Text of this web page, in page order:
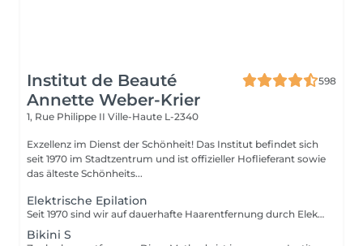
Institut de Beauté
Annette Weber-Krier
598
1, Rue Philippe II Ville-Haute L-2340
Exzellenz im Dienst der Schönheit! Das Institut befindet sich
seit 1970 im Stadtzentrum und ist offizieller Hoflieferant sowie
das älteste Schönheits...
Elektrische Epilation
Seit 1970 sind wir auf dauerhafte Haarentfernung durch Elektrolyse spezialisiert. Diese Methode der dauerhaften Haarentfernung ist unumstritten. Die Elektrolyse ermöglicht die dauerhafte Entfernung der für das Haarwachstum verantwortlichen Zellen, indem ein Filament in den Haarfollikel eingeführt wird und ein Hochgeschwindigkeitsstrom angelegt wird, der auf das Haar und die Zielregion abgestimmt ist. Alle Haut- und Haarfarben sowie alle Regionen können effizient und ohne Kompromisse behandelt werden.
Bikini S